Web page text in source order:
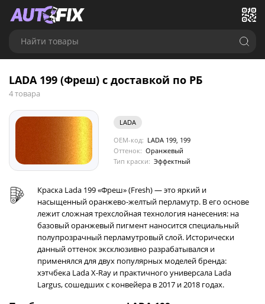
Найти товары
LADA 199 (Фреш) с доставкой по РБ
4 товара
LADA
OEM-код: LADA 199, 199
Оттенок: Оранжевый
Тип краски: Эффектный
Краска Lada 199 «Фреш» (Fresh) — это яркий и
насыщенный оранжево-желтый перламутр. В его основе
лежит сложная трехслойная технология нанесения: на
базовый оранжевый пигмент наносится специальный
полупрозрачный перламутровый слой. Исторически
данный оттенок эксклюзивно разрабатывался и
применялся для двух популярных моделей бренда:
хэтчбека Lada X-Ray и практичного универсала Lada
Largus, сошедших с конвейера в 2017 и 2018 годах.